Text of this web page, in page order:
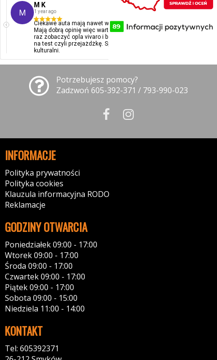
M
M K
1 year ago
Ciekawe auta mają nawet w atrakcyjnych cenach.
Mają dobrą opinię więc warto ich odwiedzić. Byłem
raz zobaczyć opla vivaro i bez problemu pozwolili mi
na test czyli przejażdżkę. Spoko goście. Bardzo
kulturalni.
O 1
Potrzebujesz pomocy?
Zadzwoń 605-392-371 / 793-990-023
INFORMACJE
Polityka prywatności
Polityka cookies
Klauzula informacyjna RODO
Reklamacje
GODZINY OTWARCIA
Poniedziałek 09:00 - 17:00
Wtorek 09:00 - 17:00
Środa 09:00 - 17:00
Czwartek 09:00 - 17:00
Piątek 09:00 - 17:00
Sobota 09:00 - 15:00
Niedziela 11:00 - 14:00
KONTAKT
Tel: 605392371